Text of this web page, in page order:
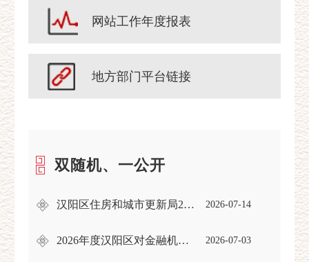
网站工作年度报表
地方部门平台链接
双随机、一公开
汉阳区住房和城市更新局2026年度部门联合双随机抽查工作计划 2026-07-14
2026年度汉阳区对金融机构营业场所、金库安全防范设施建设开展监督检查 2026-07-03